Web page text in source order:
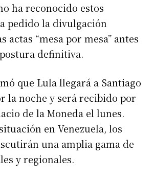
ha reconocido estos
pedido la divulgación
actas “mesa por mesa” antes
definitiva.
que Lula llegará a Santiago
la noche y será recibido por
de la Moneda el lunes.
en Venezuela, los
una amplia gama de
y regionales.